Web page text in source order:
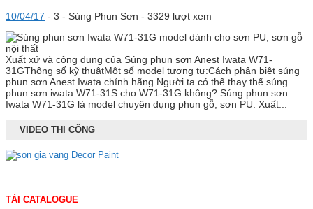
10/04/17 - 3 - Súng Phun Sơn - 3329 lượt xem
Xuất xứ và công dụng của Súng phun sơn Anest Iwata W71-
31GThông số kỹ thuậtMột số model tương tự:Cách phân biệt súng
phun sơn Anest Iwata chính hãng.Người ta có thể thay thế súng
phun sơn iwata W71-31S cho W71-31G không? Súng phun sơn
Iwata W71-31G là model chuyên dụng phun gỗ, sơn PU. Xuất...
VIDEO THI CÔNG
TẢI CATALOGUE